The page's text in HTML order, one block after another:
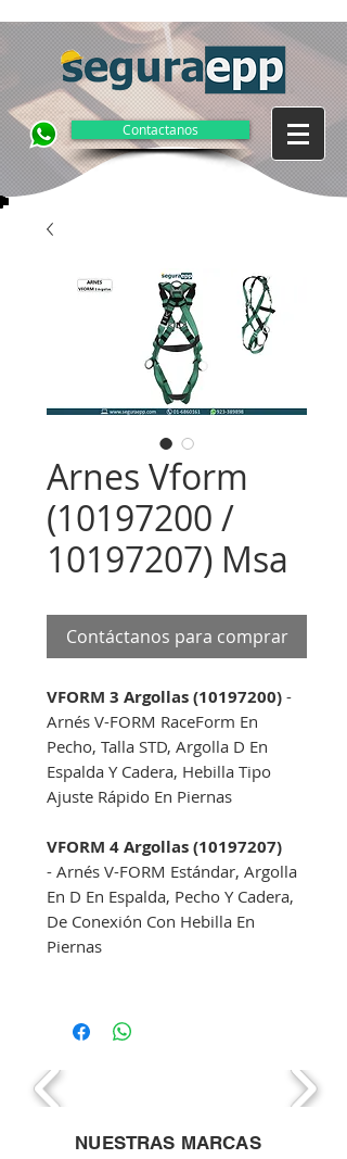
Contactanos
Arnes Vform
(10197200 /
10197207) Msa
Contáctanos para comprar
VFORM 3 Argollas (10197200) -
Arnés V-FORM RaceForm En
Pecho, Talla STD, Argolla D En
Espalda Y Cadera, Hebilla Tipo
Ajuste Rápido En Piernas
VFORM 4 Argollas (10197207)
- Arnés V-FORM Estándar, Argolla
En D En Espalda, Pecho Y Cadera,
De Conexión Con Hebilla En
Piernas
NUESTRAS MARCAS